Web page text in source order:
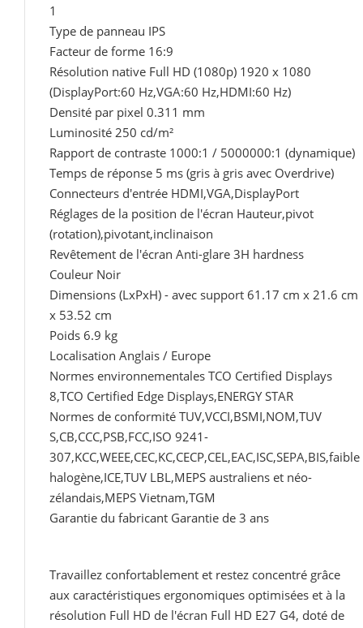
1
Type de panneau IPS
Facteur de forme 16:9
Résolution native Full HD (1080p) 1920 x 1080
(DisplayPort:60 Hz,VGA:60 Hz,HDMI:60 Hz)
Densité par pixel 0.311 mm
Luminosité 250 cd/m²
Rapport de contraste 1000:1 / 5000000:1 (dynamique)
Temps de réponse 5 ms (gris à gris avec Overdrive)
Connecteurs d'entrée HDMI,VGA,DisplayPort
Réglages de la position de l'écran Hauteur,pivot
(rotation),pivotant,inclinaison
Revêtement de l'écran Anti-glare 3H hardness
Couleur Noir
Dimensions (LxPxH) - avec support 61.17 cm x 21.6 cm
x 53.52 cm
Poids 6.9 kg
Localisation Anglais / Europe
Normes environnementales TCO Certified Displays
8,TCO Certified Edge Displays,ENERGY STAR
Normes de conformité TUV,VCCI,BSMI,NOM,TUV
S,CB,CCC,PSB,FCC,ISO 9241-
307,KCC,WEEE,CEC,KC,CECP,CEL,EAC,ISC,SEPA,BIS,faible
halogène,ICE,TUV LBL,MEPS australiens et néo-
zélandais,MEPS Vietnam,TGM
Garantie du fabricant Garantie de 3 ans
Travaillez confortablement et restez concentré grâce
aux caractéristiques ergonomiques optimisées et à la
résolution Full HD de l'écran Full HD E27 G4, doté de